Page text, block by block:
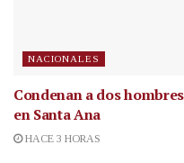
NACIONALES
Condenan a dos
en Santa Ana
HACE 3 HORAS